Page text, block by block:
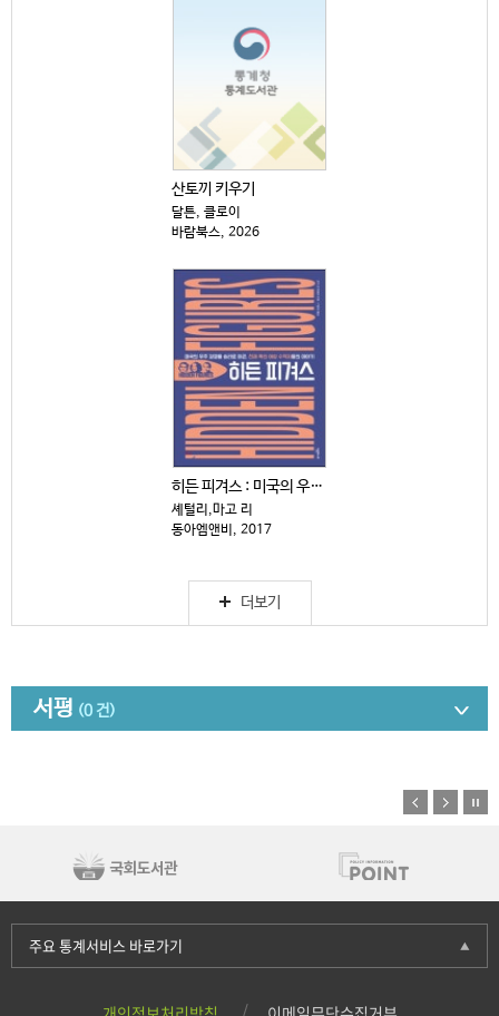
산토끼 키우기
달튼, 클로이
바람북스, 2026
히든 피겨스 : 미국의 우주 경쟁을 승리로 이끈, 천재...
셰털리,마고 리
동아엠앤비, 2017
더보기
서평 (0 건)
주요 통계서비스 바로가기